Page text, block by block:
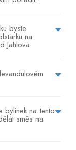
byste
na
Jahlova
bylinek na tento
směs na